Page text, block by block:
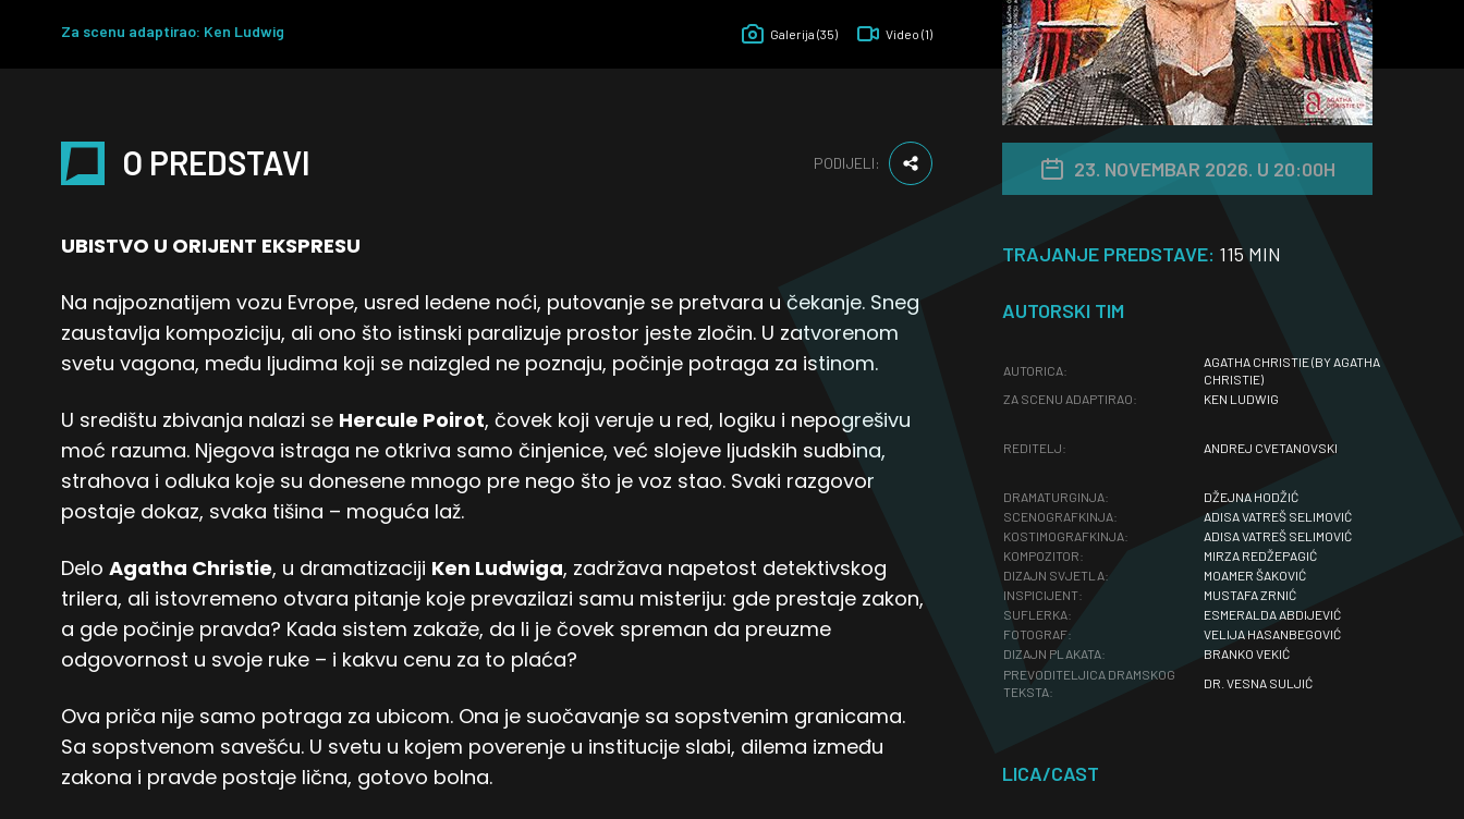
Za scenu adaptirao: Ken Ludwig Galerija (35) Video (1)
O PREDSTAVI PODIJELI:
UBISTVO U ORIJENT EKSPRESU
Na najpoznatijem vozu Evrope, usred ledene noći, putovanje se pretvara u čekanje. Sneg
zaustavlja kompoziciju, ali ono što istinski paralizuje prostor jeste zločin. U zatvorenom
svetu vagona, među ljudima koji se naizgled ne poznaju, počinje potraga za istinom.
U središtu zbivanja nalazi se Hercule Poirot, čovek koji veruje u red, logiku i nepogrešivu
moć razuma. Njegova istraga ne otkriva samo činjenice, već slojeve ljudskih sudbina,
strahova i odluka koje su donesene mnogo pre nego što je voz stao. Svaki razgovor
postaje dokaz, svaka tišina – moguća laž.
Delo Agatha Christie, u dramatizaciji Ken Ludwiga, zadržava napetost detektivskog
trilera, ali istovremeno otvara pitanje koje prevazilazi samu misteriju: gde prestaje zakon,
a gde počinje pravda? Kada sistem zakaže, da li je čovek spreman da preuzme
odgovornost u svoje ruke – i kakvu cenu za to plaća?
Ova priča nije samo potraga za ubicom. Ona je suočavanje sa sopstvenim granicama.
Sa sopstvenom savešću. U svetu u kojem poverenje u institucije slabi, dilema između
zakona i pravde postaje lična, gotovo bolna.
23. NOVEMBAR 2026. U 20:00H
TRAJANJE PREDSTAVE: 115 MIN
AUTORSKI TIM
AUTORICA:
AGATHA CHRISTIE (BY AGATHA
CHRISTIE)
ZA SCENU ADAPTIRAO:
KEN LUDWIG
REDITELJ: ANDREJ CVETANOVSKI
DRAMATURGINJA:
DŽEJNA HODŽIĆ
SCENOGRAFKINJA:
ADISA VATREŠ SELIMOVIĆ
KOSTIMOGRAFKINJA:
ADISA VATREŠ SELIMOVIĆ
KOMPOZITOR:
MIRZA REDŽEPAGIĆ
DIZAJN SVJETLA:
MOAMER ŠAKOVIĆ
INSPICIJENT:
MUSTAFA ZRNIĆ
SUFLERKA:
ESMERALDA ABDIJEVIĆ
FOTOGRAF:
VELIJA HASANBEGOVIĆ
DIZAJN PLAKATA:
BRANKO VEKIĆ
PREVODITELJICA DRAMSKOG
TEKSTA:
DR. VESNA SULJIĆ
LICA/CAST